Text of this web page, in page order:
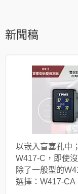
新聞稿
以嵌入盲塞孔中
W417-C，即使
除了一般型的
選擇：W417-CA